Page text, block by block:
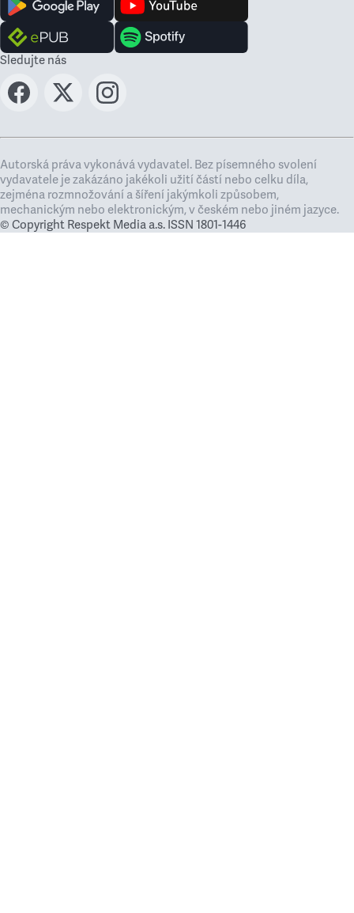
Sledujte nás
Autorská práva vykonává vydavatel. Bez písemného svolení
vydavatele je zakázáno jakékoli užití částí nebo celku díla,
zejména rozmnožování a šíření jakýmkoli způsobem,
mechanickým nebo elektronickým, v českém nebo jiném jazyce.
© Copyright Respekt Media a.s. ISSN 1801-1446